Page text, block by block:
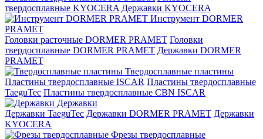
твердосплавные KYOCERA Державки KYOCERA
Инструмент DORMER
PRAMET
Головки расточные DORMER PRAMET Головки
твердосплавные DORMER PRAMET Державки DORMER
PRAMET
Твердосплавные пластины
Пластины твердосплавные ISCAR Пластины твердосплавные
TaeguTec Пластины твердосплавные CBN ISCAR
Державки
Державки TaeguTec Державки DORMER PRAMET Державки
KYOCERA
Фрезы твердосплавные